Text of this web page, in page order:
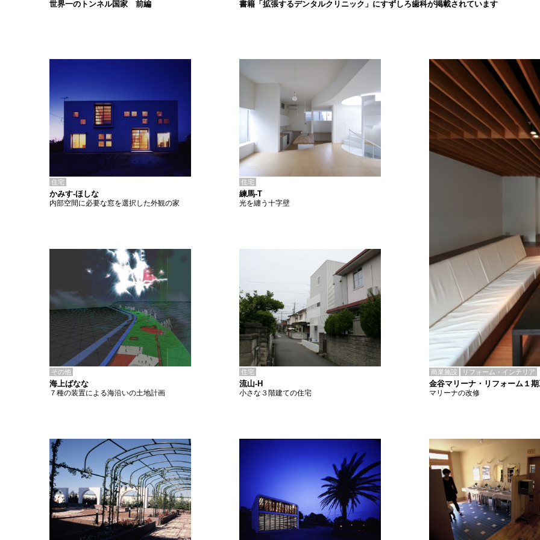
書籍「拡張するデンタルクリニック」にすずしろ歯科が掲載されています
世界一のトンネル国家 前編
住宅
かみす-ほしな
内部空間に必要な窓を選択した外観の家
住宅
練馬-T
光を纏う十字壁
その他
海上ばなな
７種の装置による海沿いの土地計画
住宅
流山-H
小さな３階建ての住宅
商業施設 リフォーム・インテリア
金谷マリーナ・リフォーム１
マリーナの改修